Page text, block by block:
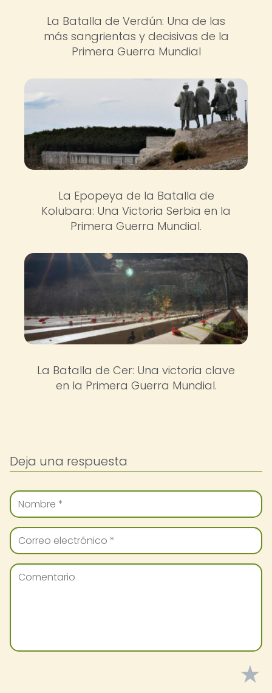
La Batalla de Verdún: Una de las
más sangrientas y decisivas de la
Primera Guerra Mundial
La Epopeya de la Batalla de
Kolubara: Una Victoria Serbia en la
Primera Guerra Mundial.
La Batalla de Cer: Una victoria clave
en la Primera Guerra Mundial.
Deja una respuesta
★